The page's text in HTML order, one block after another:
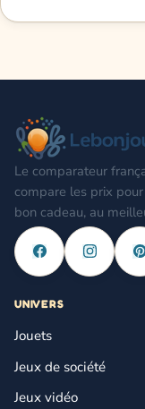
Le comparateur
compare les prix
bon cadeau, au
UNIVERS
Jouets
Jeux de société
Jeux vidéo